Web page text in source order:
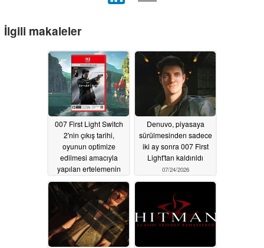
İlgili makaleler
007 First Light Switch
2'nin çıkış tarihi,
oyunun optimize
edilmesi amacıyla
yapılan ertelemenin
ardından sızmış olabilir
07/28/2026
Denuvo, piyasaya
sürülmesinden sadece
iki ay sonra 007 First
Light'tan kaldırıldı
07/24/2026